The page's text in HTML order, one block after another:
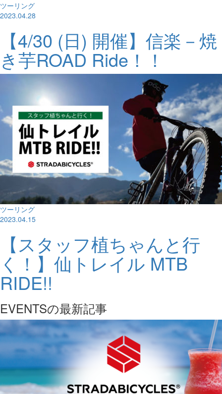
ツーリング
2023.04.28
【4/30 (日) 開催】信楽－焼
き芋ROAD Ride！！
ツーリング
2023.04.15
【スタッフ植ちゃんと行
く！】仙トレイル MTB
RIDE!!
EVENTSの最新記事